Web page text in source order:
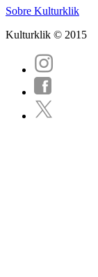
Sobre Kulturklik
Kulturklik © 2015